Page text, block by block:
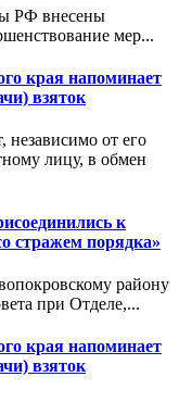
РФ внесены
мер...
края напоминает
взяток
независимо от его
лицу, в обмен
к
стражем порядка»
району
при Отделе,...
края напоминает
взяток